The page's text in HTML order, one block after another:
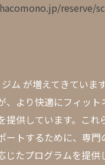
reserve/
ム が増えてきていま
、より快適にフィット
提供しています。これ
ートするために、専門
じたプログラムを提供